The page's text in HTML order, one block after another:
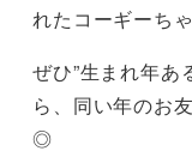
れたコーギーち
ぜひ”生まれ年あ
ら、同い年のお
◎